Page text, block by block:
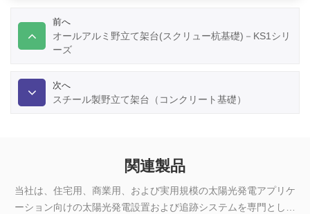
前へ
オールアルミ野立て架台(スクリュー杭基礎)－KS1シリ
ーズ
次へ
スチール製野立て架台（コンクリート基礎）
関連製品
当社は、住宅用、商業用、および実用規模の太陽光発電アプリケ
ーション向けの太陽光発電設置および追跡システムを専門として